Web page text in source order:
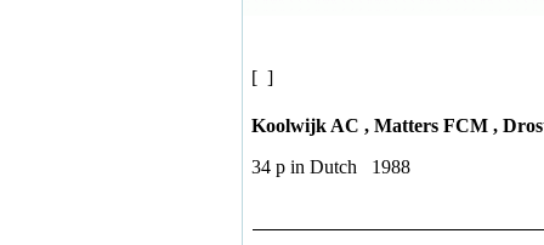
[ ]
Koolwijk AC , Matters FCM ,
34 p in Dutch 1988